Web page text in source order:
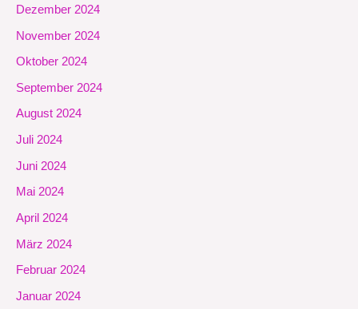
Dezember 2024
November 2024
Oktober 2024
September 2024
August 2024
Juli 2024
Juni 2024
Mai 2024
April 2024
März 2024
Februar 2024
Januar 2024